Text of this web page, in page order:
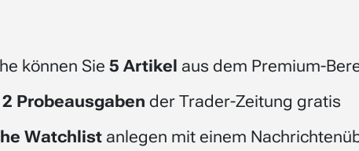
können Sie 5 Artikel aus dem Premium-
2 Probeausgaben der Trader-Zeitung gratis
Watchlistanlegen mit einem